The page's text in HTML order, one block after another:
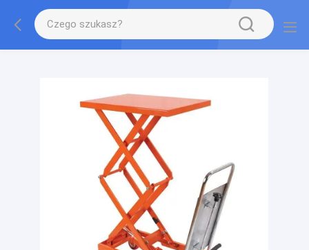
gtag('config', 'G-QWE9HWC3PF', {cookie_flags:
"SameSite=None;Secure"});